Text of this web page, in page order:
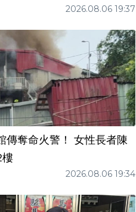
2026.08.06 19:37
傳奪命火警！ 女性長者陳
樓
2026.08.06 19:34